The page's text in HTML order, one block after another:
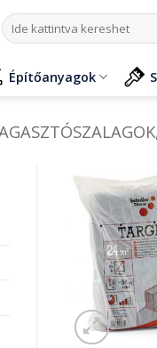
Keresés
a
Építőanyagok